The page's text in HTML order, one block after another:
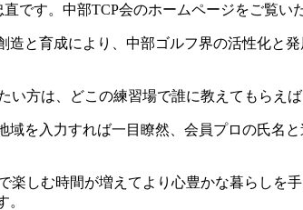
です。中部TCP会のホームページをご覧い
と育成により、中部ゴルフ界の活性化と
方は、どこの練習場で誰に教えてもらえ
を入力すれば一目瞭然、会員プロの氏名
しむ時間が増えてより心豊かな暮らしを
。